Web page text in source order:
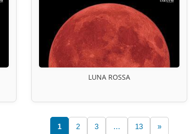
LUNA ROSSA
1 2 3 … 13 »